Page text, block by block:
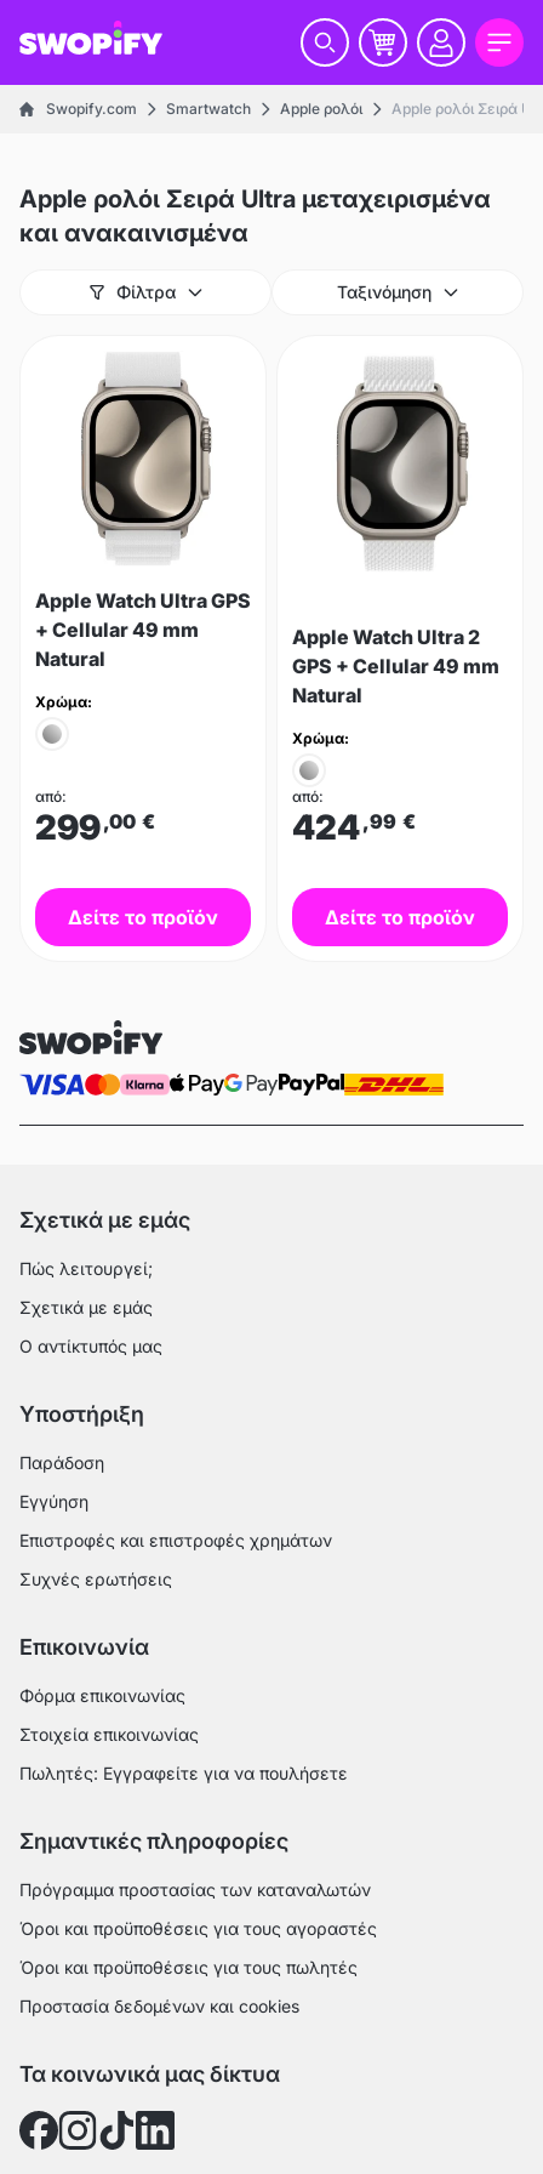
Swopify.com Smartwatch Apple ρολόι Apple ρολόι Σειρά
Apple ρολόι Σειρά Ultra μεταχειρισμένα
και ανακαινισμένα
Φίλτρα Ταξινόμηση
Apple Watch Ultra GPS
+ Cellular 49 mm
Natural
Χρώμα:
από:
299,00 €
Δείτε το προϊόν
Apple Watch Ultra 2
GPS + Cellular 49 mm
Natural
Χρώμα:
από:
424,99 €
Δείτε το προϊόν
Σχετικά με εμάς
Πώς λειτουργεί;
Σχετικά με εμάς
Ο αντίκτυπός μας
Υποστήριξη
Παράδοση
Εγγύηση
Επιστροφές και επιστροφές χρημάτων
Συχνές ερωτήσεις
Επικοινωνία
Φόρμα επικοινωνίας
Στοιχεία επικοινωνίας
Πωλητές: Εγγραφείτε για να πουλήσετε
Σημαντικές πληροφορίες
Πρόγραμμα προστασίας των καταναλωτών
Όροι και προϋποθέσεις για τους αγοραστές
Όροι και προϋποθέσεις για τους πωλητές
Προστασία δεδομένων και cookies
Τα κοινωνικά μας δίκτυα